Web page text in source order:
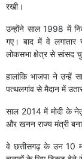
रखी।
उन्होंने साल 1998 में
गए। बाद में वे
लोकसभा क्षेत्र से सांसद
हालांकि भाजपा ने
पत्थलगांव से मैदान में
साल 2014 में मोदी के
और खनन राज्य मंत्री
वे छत्तीसगढ़ के उन 10